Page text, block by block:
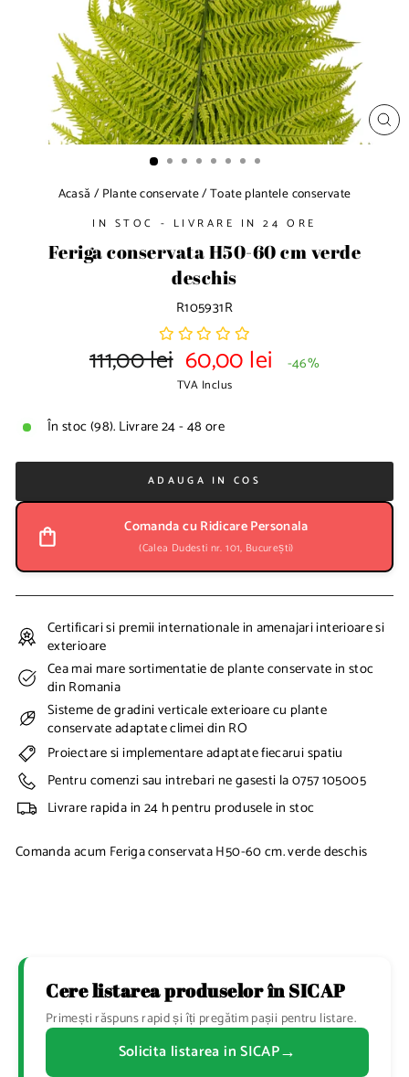
a
d
e
d
i
a
p
o
z
t
v
e
I
Acasă / Plante conservate/Toate plantele conservate
IN STOC - LIVRARE IN 24 ORE
Feriga conservata H50-60 cm verde
deschis
R105931R
P
r
111,00 lei
P
r
e
d
v
a
n
a
r
e
60,00 lei -46%
TVA Inclus
În stoc (98). Livrare 24 - 48 ore
ADAUGA IN COS
Comanda cu Ridicare Personala
(Calea Dudesti nr. 101, București)
Certificari si premii internationale in amenajari interioare si
exterioare
Cea mai mare sortimentatie de plante conservate in stoc
din Romania
Sisteme de gradini verticale exterioare cu plante
conservate adaptate climei din RO
Proiectare si implementare adaptate fiecarui spatiu
Pentru comenzi sau intrebari ne gasesti la 0757 105005
Livrare rapida in 24 h pentru produsele in stoc
Comanda acum Feriga conservata H50-60 cm. verde deschis
Cere listarea produselor în SICAP
Primești răspuns rapid și îți pregătim pașii pentru listare.
Solicita listarea in SICAP→